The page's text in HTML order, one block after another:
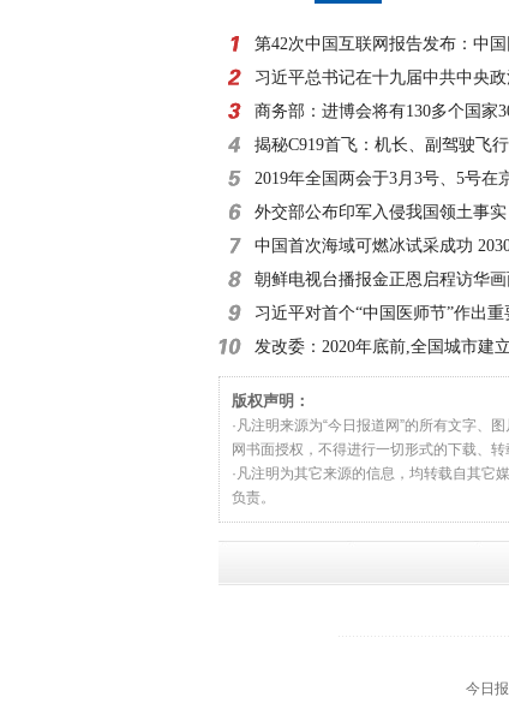
第42次中国互联网报告发布：中
8亿
习近平总书记在十九届中共中央
外记者见面时的讲
商务部：进博会将有130多个国家
参展
揭秘C919首飞：机长、副驾驶飞
小时
2019年全国两会于3月3号、5号在
外交部公布印军入侵我国领土事实
滞留
中国首次海域可燃冰试采成功
朝鲜电视台播报金正恩启程访华
习近平对首个“中国医师节”作出重
发改委：2020年底前,全国城市建
收费制度
版权声明：
·凡注明来源为“今日报道网”的所有文字、
网书面授权，不得进行一切形式的下载、转
·凡注明为其它来源的信息，均转载自其它
负责。
今日